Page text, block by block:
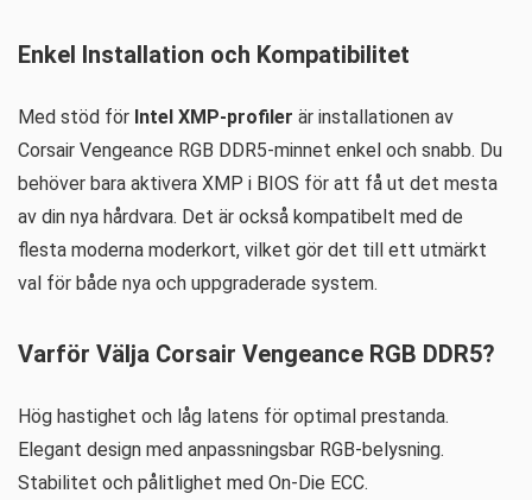
Enkel Installation och Kompatibilitet
Med stöd för Intel XMP-profiler är installationen av
Corsair Vengeance RGB DDR5-minnet enkel och snabb. Du
behöver bara aktivera XMP i BIOS för att få ut det mesta
av din nya hårdvara. Det är också kompatibelt med de
flesta moderna moderkort, vilket gör det till ett utmärkt
val för både nya och uppgraderade system.
Varför Välja Corsair Vengeance RGB DDR5?
Hög hastighet och låg latens för optimal prestanda.
Elegant design med anpassningsbar RGB-belysning.
Stabilitet och pålitlighet med On-Die ECC.